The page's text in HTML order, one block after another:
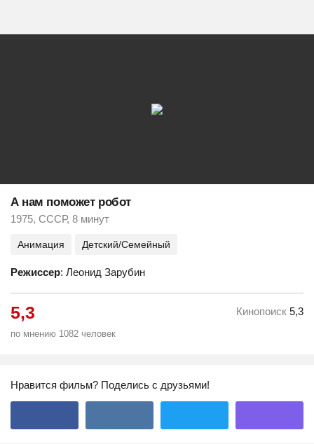
А нам поможет робот
1975, СССР, 8 минут
Анимация Детский/Семейный
Режиссер: Леонид Зарубин
5,3
по мнению 1082 человек
Кинопоиск 5,3
Нравится фильм? Поделись с друзьями!